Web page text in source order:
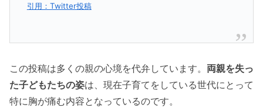
引用：Twitter投稿
この投稿は多くの親の心境を代弁しています。 両親を失っ
た子どもたちの姿は、現在子育てをしている世代にとって
特に胸が痛む内容となっているのです。